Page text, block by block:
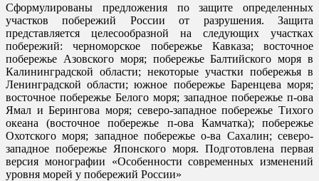
Сформулированы предложения по защите определенных
участков побережий России от разрушения. Защита
представляется целесообразной на следующих участках
побережий: черноморское побережье Кавказа; восточное
побережье Азовского моря; побережье Балтийского моря в
Калининградской области; некоторые участки побережья в
Ленинградской области; южное побережье Баренцева моря;
восточное побережье Белого моря; западное побережье п-ова
Ямал и Берингова моря; северо-западное побережье Тихого
океана (восточное побережье п-ова Камчатка); побережье
Охотского моря; западное побережье о-ва Сахалин; северо-
западное побережье Японского моря. Подготовлена первая
версия монографии «Особенности современных изменений
уровня морей у побережий России»